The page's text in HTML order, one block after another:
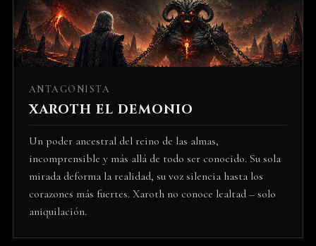
ANTAGONISTA
XAROTH EL DEMONIO
Un poder ancestral del reino de las almas,
incomprensible y más allá de todo ser conocido. Su sola
mirada deforma la realidad, su voz silencia hasta los
corazones más fuertes. Xaroth no conoce lealtad – solo
aniquilación.